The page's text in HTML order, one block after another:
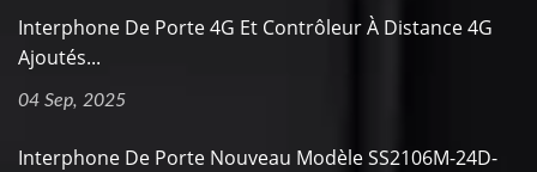
Interphone De Porte 4G Et Contrôleur À Distance 4G
Ajoutés...
04 Sep, 2025
Interphone De Porte Nouveau Modèle SS2106M-24D-